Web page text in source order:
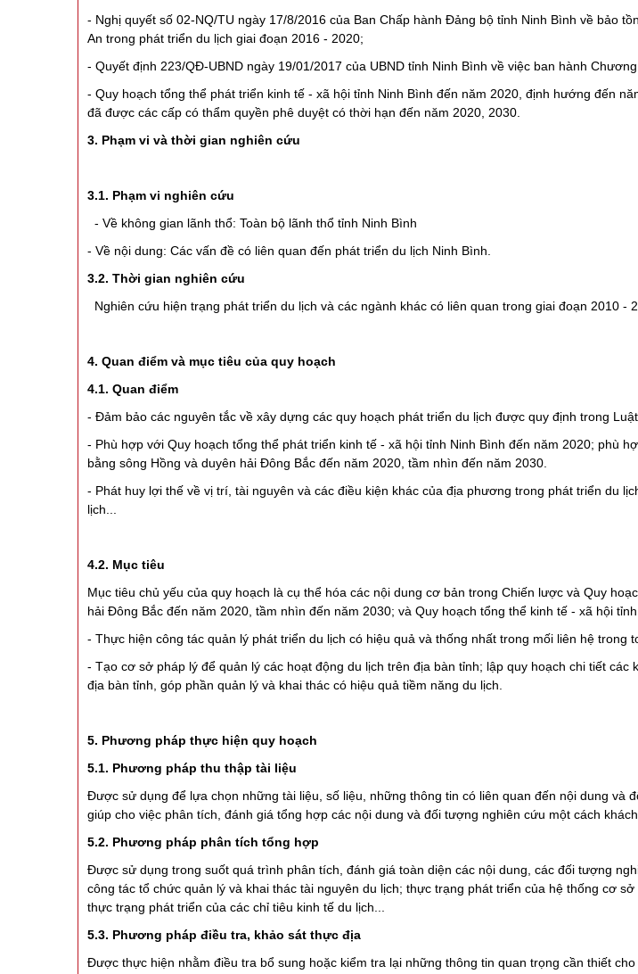
- Nghị quyết số 02-NQ/TU ngày 17/8/2016 của Ban Chấp hành Đảng bộ tỉnh Ninh Bình về bảo
An trong phát triển du lịch giai đoạn 2016 - 2020;
- Quyết định 223/QĐ-UBND ngày 19/01/2017 của UBND tỉnh Ninh Bình về việc ban hành
- Quy hoạch tổng thể phát triển kinh tế - xã hội tỉnh Ninh Bình đến năm 2020, định hướng đến
đã được các cấp có thẩm quyền phê duyệt có thời hạn đến năm 2020, 2030.
3. Phạm vi và thời gian nghiên cứu
3.1. Phạm vi nghiên cứu
- Về không gian lãnh thổ: Toàn bộ lãnh thổ tỉnh Ninh Bình
- Về nội dung: Các vấn đề có liên quan đến phát triển du lịch Ninh Bình.
3.2. Thời gian nghiên cứu
Nghiên cứu hiện trạng phát triển du lịch và các ngành khác có liên quan trong giai đoạn 2010
4. Quan điểm và mục tiêu của quy hoạch
4.1. Quan điểm
- Đảm bảo các nguyên tắc về xây dựng các quy hoạch phát triển du lịch được quy định trong Luật
- Phù hợp với Quy hoạch tổng thể phát triển kinh tế - xã hội tỉnh Ninh Bình đến năm 2020; phù
bằng sông Hồng và duyên hải Đông Bắc đến năm 2020, tầm nhìn đến năm 2030.
- Phát huy lợi thế về vị trí, tài nguyên và các điều kiện khác của địa phương trong phát triển du
lịch...
4.2. Mục tiêu
Mục tiêu chủ yếu của quy hoạch là cụ thể hóa các nội dung cơ bản trong Chiến lược và Quy
hải Đông Bắc đến năm 2020, tầm nhìn đến năm 2030; và Quy hoạch tổng thể kinh tế - xã hội
- Thực hiện công tác quản lý phát triển du lịch có hiệu quả và thống nhất trong mối liên hệ trong
- Tạo cơ sở pháp lý để quản lý các hoạt động du lịch trên địa bàn tỉnh; lập quy hoạch chi tiết
địa bàn tỉnh, góp phần quản lý và khai thác có hiệu quả tiềm năng du lịch.
5. Phương pháp thực hiện quy hoạch
5.1. Phương pháp thu thập tài liệu
Được sử dụng để lựa chọn những tài liệu, số liệu, những thông tin có liên quan đến nội dung
giúp cho việc phân tích, đánh giá tổng hợp các nội dung và đối tượng nghiên cứu một cách
5.2. Phương pháp phân tích tổng hợp
Được sử dụng trong suốt quá trình phân tích, đánh giá toàn diện các nội dung, các đối tượng
công tác tổ chức quản lý và khai thác tài nguyên du lịch; thực trạng phát triển của hệ thống cơ
thực trạng phát triển của các chỉ tiêu kinh tế du lịch...
5.3. Phương pháp điều tra, khảo sát thực địa
Được thực hiện nhằm điều tra bổ sung hoặc kiểm tra lại những thông tin quan trọng cần thiết